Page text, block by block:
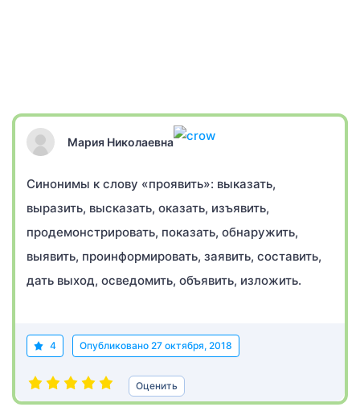
Мария Николаевна
Синонимы к слову «проявить»: выказать,
выразить, высказать, оказать, изъявить,
продемонстрировать, показать, обнаружить,
выявить, проинформировать, заявить, составить,
дать выход, осведомить, объявить, изложить.
4 Опубликовано 27 октября, 2018
Оценить